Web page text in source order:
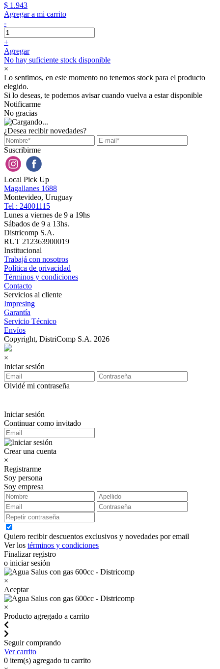
$ 1.943
Agregar a mi carrito
-
+
Agregar
No hay suficiente stock disponible
×
Lo sentimos, en este momento no tenemos stock para el producto
elegido.
Si lo deseas, te podemos avisar cuando vuelva a estar disponible
Notificarme
No gracias
¿Desea recibir novedades?
Suscribirme
Local Pick Up
Magallanes 1688
Montevideo, Uruguay
Tel : 24001115
Lunes a viernes de 9 a 19hs
Sábados de 9 a 13hs.
Districomp S.A.
RUT 212363900019
Institucional
Trabajá con nosotros
Política de privacidad
Términos y condiciones
Contacto
Servicios al cliente
Impresing
Garantía
Servicio Técnico
Envíos
Copyright, DistriComp S.A. 2026
×
Iniciar sesión
Olvidé mi contraseña
Iniciar sesión
Continuar como invitado
Crear una cuenta
×
Registrarme
Soy persona
Soy empresa
Quiero recibir descuentos exclusivos y novedades por email
Ver los términos y condiciones
Finalizar registro
o iniciar sesión
×
Aceptar
×
Producto agregado a carrito
Seguir comprando
Ver carrito
0 item(s) agregado tu carrito